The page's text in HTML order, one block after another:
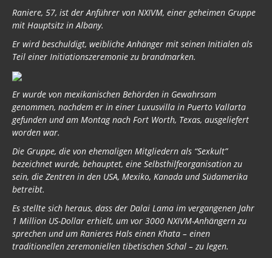
Raniere, 57, ist der Anführer von NXIVM, einer geheimen Gruppe
mit Hauptsitz in Albany.
Er wird beschuldigt, weibliche Anhänger mit seinen Initialen als
Teil einer Initiationszeremonie zu brandmarken.
Er wurde von mexikanischen Behörden in Gewahrsam
genommen, nachdem er in einer Luxusvilla in Puerto Vallarta
gefunden und am Montag nach Fort Worth, Texas, ausgeliefert
worden war.
Die Gruppe, die von ehemaligen Mitgliedern als “Sexkult”
bezeichnet wurde, behauptet, eine Selbsthilfeorganisation zu
sein, die Zentren in den USA, Mexiko, Kanada und Südamerika
betreibt.
Es stellte sich heraus, dass der Dalai Lama im vergangenen Jahr
1 Million US-Dollar erhielt, um vor 3000 NXIVM-Anhängern zu
sprechen und um Ranieres Hals einen Khata – einen
traditionellen zeremoniellen tibetischen Schal – zu legen.